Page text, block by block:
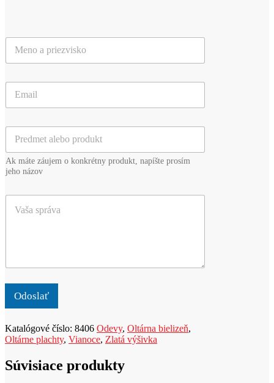
n
v
i
k
a
e
d
m
p
r
k
t
Ak máte záujem o konkrétny produkt, napíšte prosím
jeho názov
r
á
Odoslať
Katalógové číslo: 8406 Odevy, Oltárna bielizeň,
Oltárne plachty, Vianoce, Zlatá výšivka
Súvisiace produkty